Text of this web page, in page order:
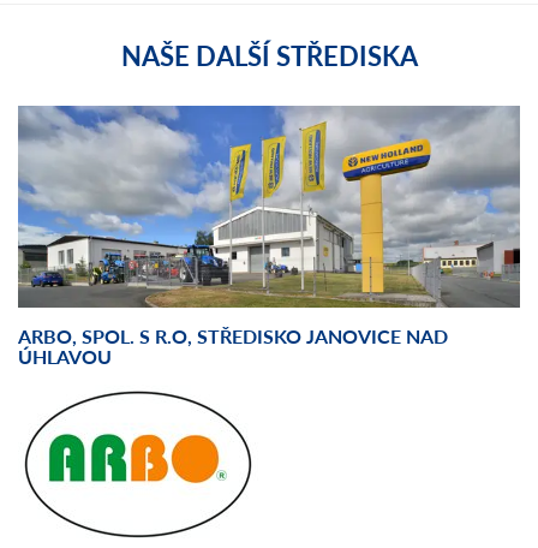
NAŠE DALŠÍ STŘEDISKA
ARBO, SPOL. S R.O, STŘEDISKO JANOVICE NAD
ÚHLAVOU